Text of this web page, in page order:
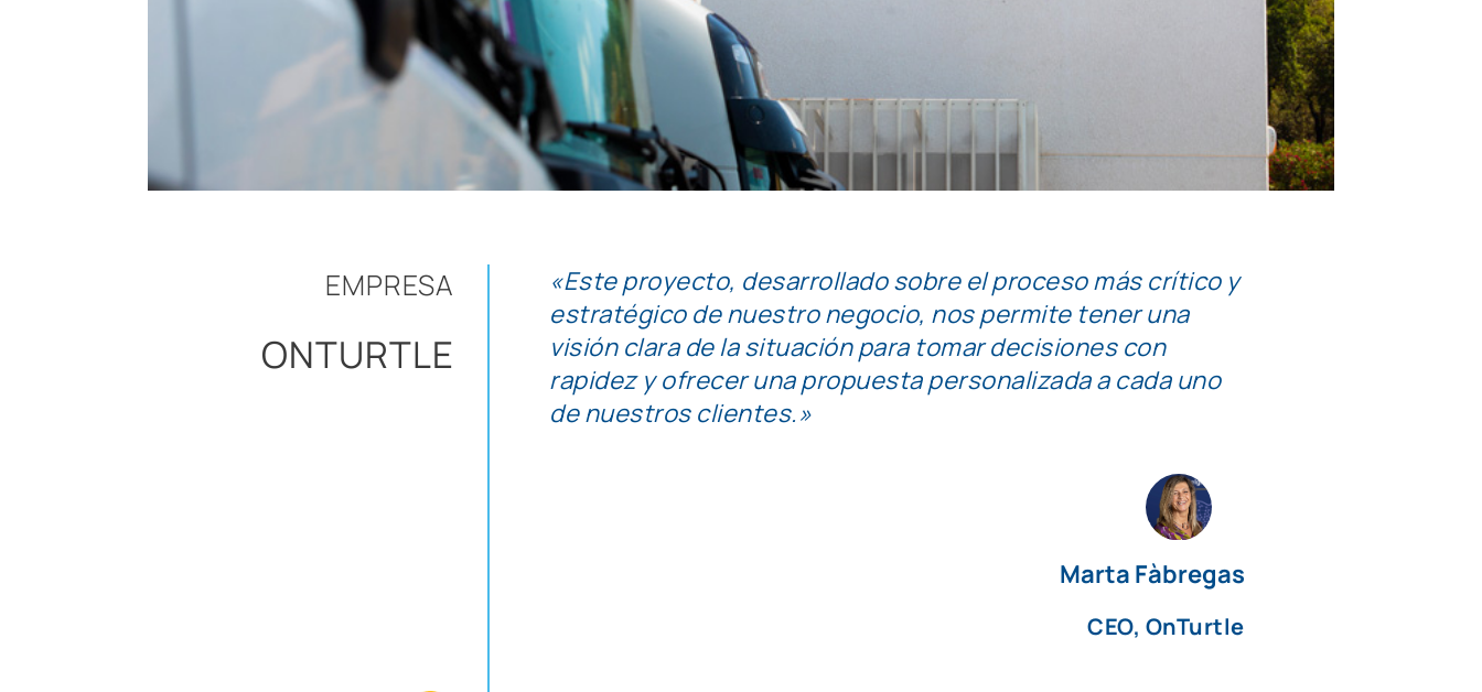
EMPRESA
ONTURTLE
«Este proyecto, desarrollado sobre el proceso más crítico y
estratégico de nuestro negocio, nos permite tener una
visión clara de la situación para tomar decisiones con
rapidez y ofrecer una propuesta personalizada a cada uno
de nuestros clientes.»
Marta Fàbregas
CEO, OnTurtle